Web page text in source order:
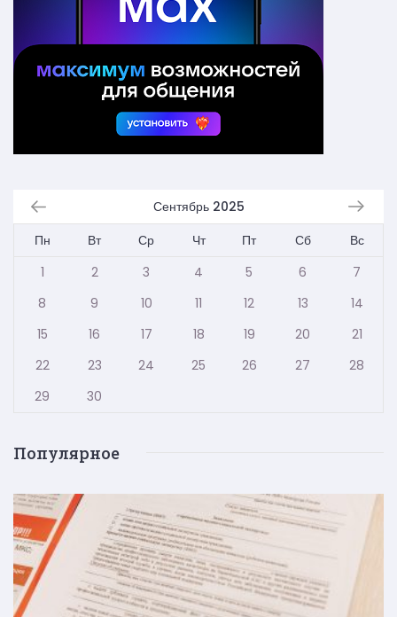
Сентябрь 2025
Пн
Вт Ср Чт Пт Сб
Вс
1
2 3 4 5 6
7
8
9 10 11 12 13
14
15
16 17 18 19 20
21
22
23 24 25 26 27
28
29
30
Популярное